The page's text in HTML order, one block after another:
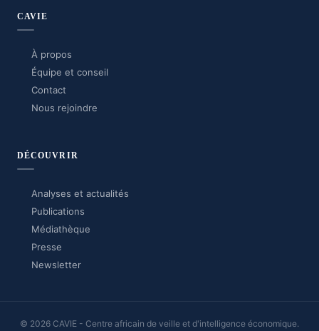
CAVIE
À propos
Équipe et conseil
Contact
Nous rejoindre
DÉCOUVRIR
Analyses et actualités
Publications
Médiathèque
Presse
Newsletter
© 2026 CAVIE - Centre africain de veille et d'intelligence économique.